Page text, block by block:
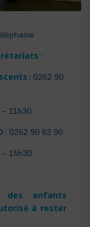
:
: 0262 90
11h30
: 0262 90 62 90
15h30
enfants
à rester